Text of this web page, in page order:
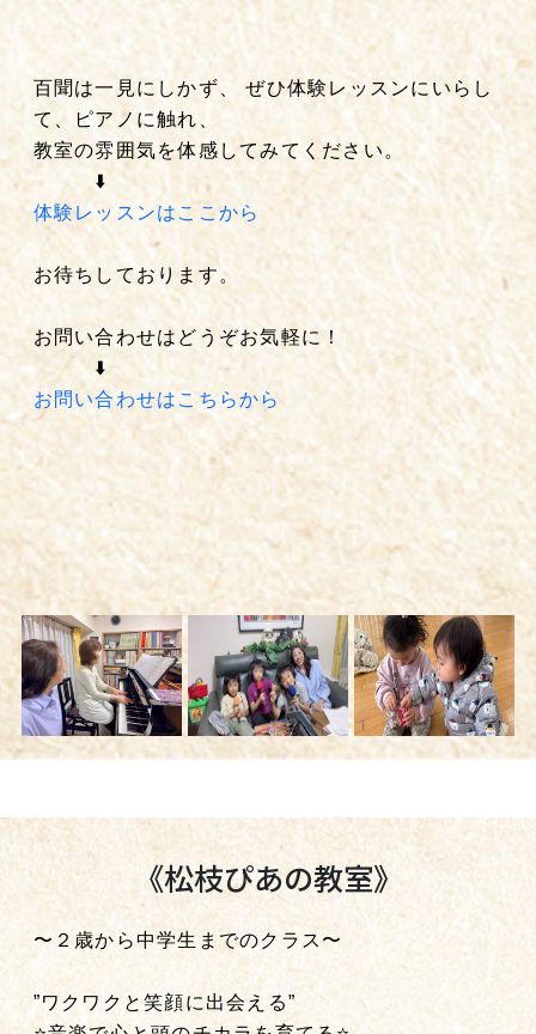
百聞は一見にしかず、 ぜひ体験レッスンにいらし
て、 ピアノに触れ、
教室の雰囲気を体感してみてください。
⬇️
体験レッスンはここから
お待ちしております。
お問い合わせはどうぞお気軽に！
⬇️
お問い合わせはこちらから
《松枝ぴあの教室》
〜２歳から中学生までのクラス〜
”ワクワクと笑顔に出会える”